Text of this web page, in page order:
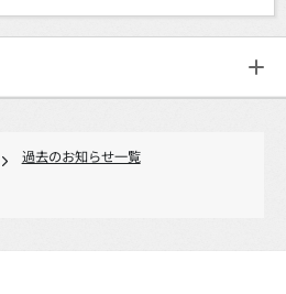
過去のお知らせ一覧